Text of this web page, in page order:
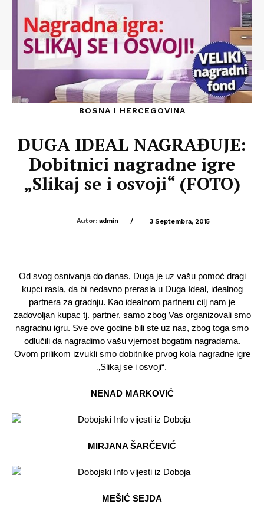
BOSNA I HERCEGOVINA
DUGA IDEAL NAGRAĐUJE:
Dobitnici nagradne igre
„Slikaj se i osvoji“ (FOTO)
Autor: admin / 3 Septembra, 2015
Od svog osnivanja do danas, Duga je uz vašu pomoć dragi
kupci rasla, da bi nedavno prerasla u Duga Ideal, idealnog
partnera za gradnju. Kao idealnom partneru cilj nam je
zadovoljan kupac tj. partner, samo zbog Vas organizovali smo
nagradnu igru. Sve ove godine bili ste uz nas, zbog toga smo
odlučili da nagradimo vašu vjernost bogatim nagradama.
Ovom prilikom izvukli smo dobitnike prvog kola nagradne igre
„Slikaj se i osvoji“.
NENAD MARKOVIĆ
MIRJANA ŠARČEVIĆ
MEŠIĆ SEJDA